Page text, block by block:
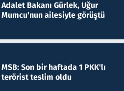
Adalet Bakanı Gürlek, Uğur
Mumcu'nun ailesiyle görüştü
MSB: Son bir haftada 1 PKK'lı
terörist teslim oldu